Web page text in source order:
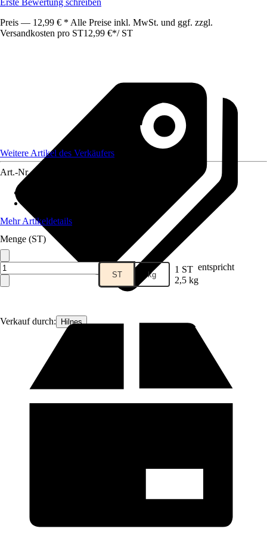
Erste Bewertung schreiben
Preis — 12,99 € * Alle Preise inkl. MwSt. und ggf. zzgl.
Versandkosten pro ST12,99 €*/ ST
Verkauf durch: Hilnes
Weitere Artikel des Verkäufers
Art.-Nr. 12688261
Mehr Artikeldetails
Menge (ST)
ST kg 1 ST entspricht
2,5 kg